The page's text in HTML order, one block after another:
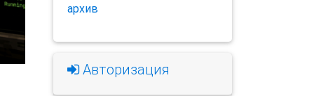
архив
Авторизация